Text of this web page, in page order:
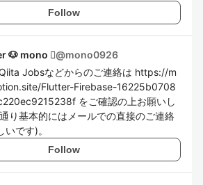
Follow
🐶 mono @mono0926
Jobsなどからのご連絡は https://m
Flutter-Firebase-16225b0708
をご確認の上お願いし
り基本的にはメールでの直接のご連絡
です)。
Follow